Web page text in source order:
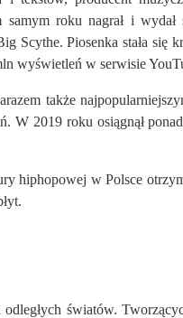
roku nagrał i wydał
Scythe. Piosenka stała się
wyświetleń w serwisie
także
W 2019 roku osiągnął
hiphopowej w Polsce
odległych światów.